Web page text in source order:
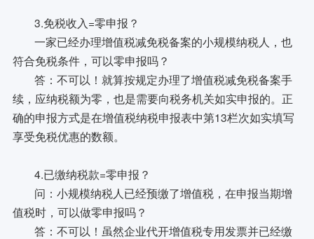
3.免税收入=零申报？
一家已经办理增值税减免税备案的小规模纳税人，也
符合免税条件，可以零申报吗？
答：不可以！就算按规定办理了增值税减免税备案手
续，应纳税额为零，也是需要向税务机关如实申报的。正
确的申报方式是在增值税纳税申报表中第13栏次如实填写
享受免税优惠的数额。
4.已缴纳税款=零申报？
问：小规模纳税人已经预缴了增值税，在申报当期增
值税时，可以做零申报吗？
答：不可以！虽然企业代开增值税专用发票并已经缴